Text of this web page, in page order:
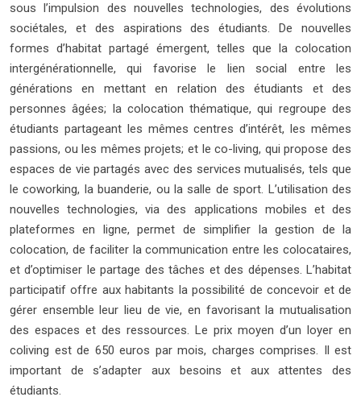
sous l’impulsion des nouvelles technologies, des évolutions
sociétales, et des aspirations des étudiants. De nouvelles
formes d’habitat partagé émergent, telles que la colocation
intergénérationnelle, qui favorise le lien social entre les
générations en mettant en relation des étudiants et des
personnes âgées; la colocation thématique, qui regroupe des
étudiants partageant les mêmes centres d’intérêt, les mêmes
passions, ou les mêmes projets; et le co-living, qui propose des
espaces de vie partagés avec des services mutualisés, tels que
le coworking, la buanderie, ou la salle de sport. L’utilisation des
nouvelles technologies, via des applications mobiles et des
plateformes en ligne, permet de simplifier la gestion de la
colocation, de faciliter la communication entre les colocataires,
et d’optimiser le partage des tâches et des dépenses. L’habitat
participatif offre aux habitants la possibilité de concevoir et de
gérer ensemble leur lieu de vie, en favorisant la mutualisation
des espaces et des ressources. Le prix moyen d’un loyer en
coliving est de 650 euros par mois, charges comprises. Il est
important de s’adapter aux besoins et aux attentes des
étudiants.